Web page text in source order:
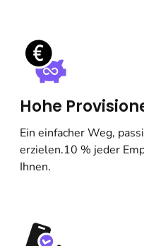
Hohe
Ein einfacher Weg,
erzielen.10 % jeder
Ihnen.